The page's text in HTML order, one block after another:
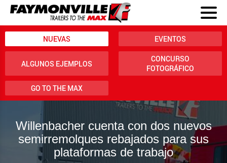
NUEVAS EVENTOS
ALGUNOS EJEMPLOS
CONCURSO
FOTOGRÁFICO
GO TO THE MAX
Willenbacher cuenta con dos nuevos
semirremolques rebajados para sus
plataformas de trabajo